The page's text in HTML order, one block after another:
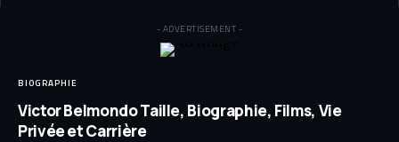
- ADVERTISEMENT -
BIOGRAPHIE
Victor Belmondo Taille, Biographie, Films, Vie
Privée et Carrière